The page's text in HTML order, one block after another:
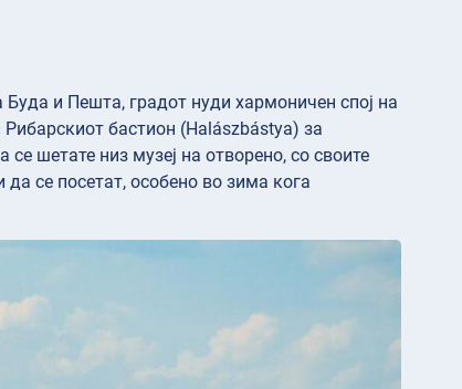
и Пешта, градот нуди хармоничен спој на
бастион (Halászbástya) за
шетате низ музеј на отворено, со своите
се посетат, особено во зима кога